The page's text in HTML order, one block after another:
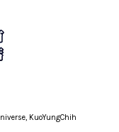
KuoYungChih